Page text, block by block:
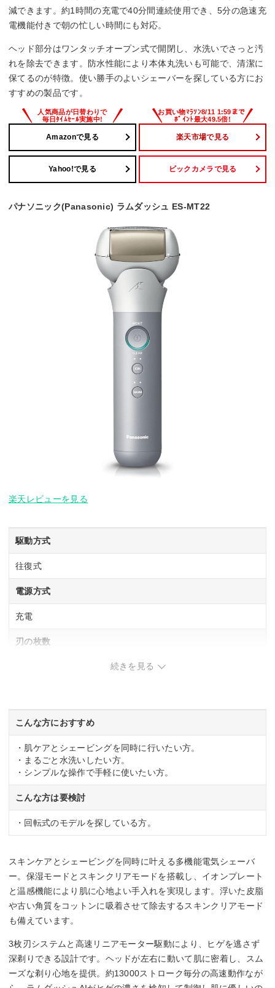
減できます。約1時間の充電で40分間連続使用でき、5分の急速充
電機能付きで朝の忙しい時間にも対応。
ヘッド部分はワンタッチオープン式で開閉し、水洗いでさっと汚
れを除去できます。防水性能により本体丸洗いも可能で、清潔に
保てるのが特徴。使い勝手のよいシェーバーを探している方にお
すすめの製品です。
Amazonで見る 楽天市場で見る
Yahoo!で見る ビックカメラで見る
パナソニック(Panasonic) ラムダッシュ ES-MT22
楽天レビューを見る
駆動方式
往復式
電源方式
充電
刃の枚数
水洗い可
本体サイズ
幅6.5x高さ17.8x奥行5.5cm
続きを見る
こんな方におすすめ
・肌ケアとシェービングを同時に行いたい方。
・まるごと水洗いしたい方。
・シンプルな操作で手軽に使いたい方。
こんな方は要検討
・回転式のモデルを探している方。
スキンケアとシェービングを同時に叶える多機能電気シェーバ
ー。保湿モードとスキンクリアモードを搭載し、イオンプレート
と温感機能により肌に心地よい手入れを実現します。浮いた皮脂
や古い角質をコットンに吸着させて除去するスキンクリアモード
も備えています。
3枚刃システムと高速リニアモーター駆動により、ヒゲを逃さず
深剃りできる設計です。ヘッドが左右に動いて肌に密着し、スム
ーズな剃り心地を提供。約13000ストローク毎分の高速動作なが